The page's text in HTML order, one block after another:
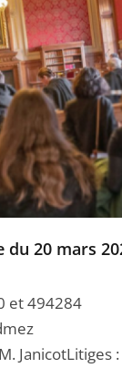
20 mars
et 494284
JanicotLitiges :